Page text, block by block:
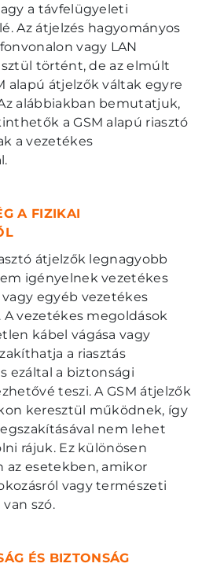
a távfelügyeleti
Az átjelzés hagyományos
vagy LAN
történt, de az elmúlt
alapú átjelzők váltak egyre
alábbiakban bemutatjuk,
a GSM alapú riasztó
a vezetékes
A FIZIKAI
átjelzők legnagyobb
igényelnek vezetékes
egyéb vezetékes
vezetékes megoldások
kábel vágása vagy
a riasztás
ezáltal a biztonsági
teszi. A GSM átjelzők
keresztül működnek, így
nem lehet
rájuk. Ez különösen
az esetekben, amikor
vagy természeti
szó.
ÉS BIZTONSÁG